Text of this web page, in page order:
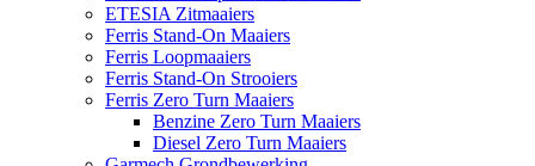
ETESIA Zitmaaiers
Ferris Stand-On Maaiers
Ferris Loopmaaiers
Ferris Stand-On Strooiers
Ferris Zero Turn Maaiers
Benzine Zero Turn Maaiers
Diesel Zero Turn Maaiers